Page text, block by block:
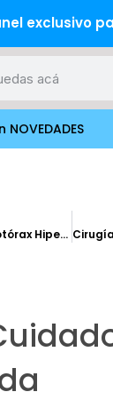
exclusivo
Taller de Neumotórax Hipertensivo c/Simulación